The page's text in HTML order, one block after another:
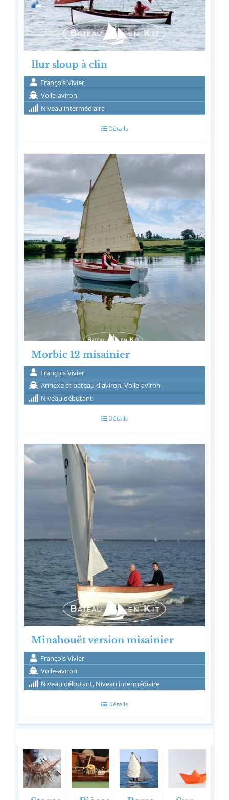
Ilur sloup à clin
François Vivier
Voile-aviron
Niveau intermédiaire
Détails
Morbic 12 misainier
François Vivier
Annexe et bateau d'aviron, Voile-aviron
Niveau débutant
Détails
Minahouët version misainier
François Vivier
Voile-aviron
Niveau débutant, Niveau intermédiaire
Détails